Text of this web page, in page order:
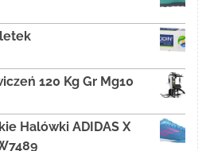
120 Kg Gr Mg10
Halówki ADIDAS X